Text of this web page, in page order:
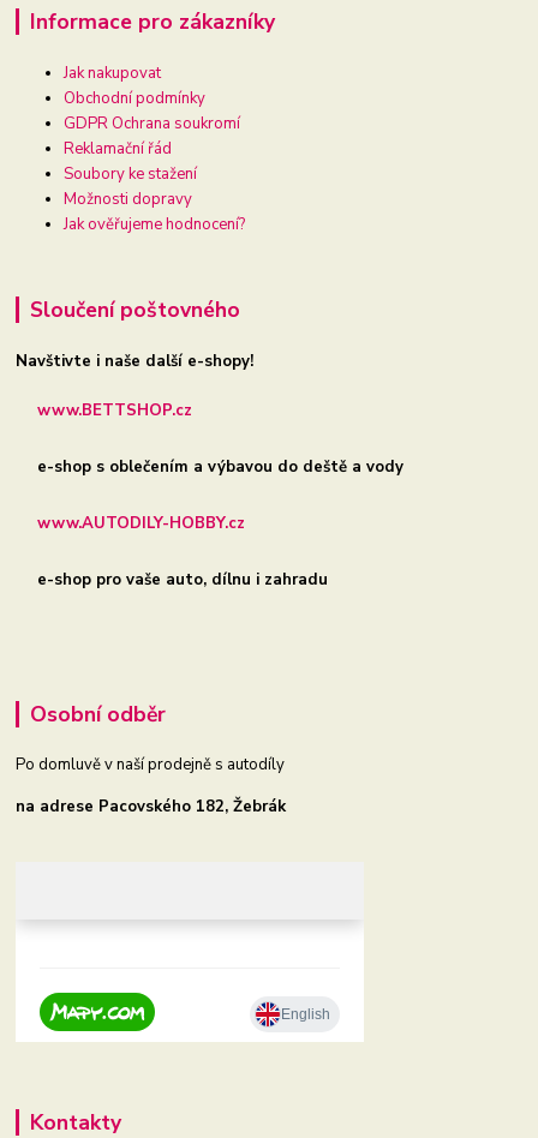
Informace pro zákazníky
Jak nakupovat
Obchodní podmínky
GDPR Ochrana soukromí
Reklamační řád
Soubory ke stažení
Možnosti dopravy
Jak ověřujeme hodnocení?
Sloučení poštovného
Navštivte i naše další e-shopy!
www.BETTSHOP.cz
e-shop s oblečením a výbavou do deště a vody
www.AUTODILY-HOBBY.cz
e-shop pro vaše auto, dílnu i zahradu
Osobní odběr
Po domluvě v naší prodejně s autodíly
na adrese Pacovského 182, Žebrák
Kontakty